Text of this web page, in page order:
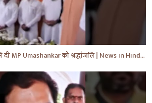
CM Yogi Adityanath ने दी MP Umashankar को श्रद्धांजलि | News in Hindi | News Today | #shorts #yt